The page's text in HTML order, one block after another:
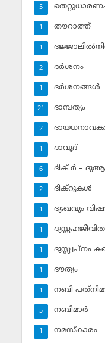
5
തൗറാത്ത്
1
1
ദര്‍ശനം
2
ദര്‍ശനങ്ങള്‍
1
ദാമ്പത്യം
21
2
ദാവൂദ്‌
1
ദിക് ര്‍ – ദുആ
6
ദിക്‌റുകള്‍
2
ദുഃഖവും
1
1
ദുസ്സ്വപ്‌നം
1
ദൗത്യം
1
നബി
1
നബിമാര്‍
5
നമസ്‌കാരം
1